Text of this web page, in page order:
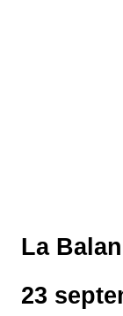
La
23